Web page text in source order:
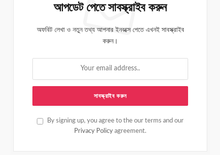
আপডেট পেতে সাবস্ক্রাইব করুন
অফবিট লেখা ও নতুন তথ্য আপনার ইনবক্সে পেতে এখনই সাবস্ক্রাইব
করুন।
By signing up, you agree to the our terms and our
Privacy Policy agreement.